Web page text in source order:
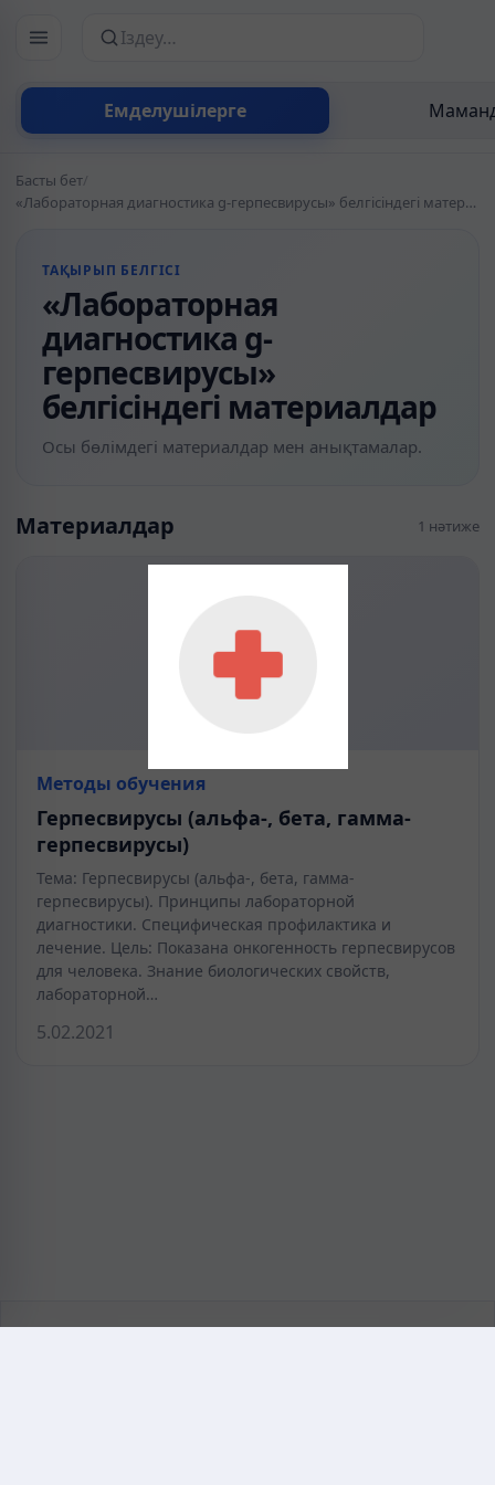
Емделушілерге
Сайттан іздеу
Басты бет/
«Лабораторная диагностика g-герпесвирусы» белгісіндегі материалдар
ТАҚЫРЫП БЕЛГІСІ
«Лабораторная
диагностика g-
герпесвирусы»
белгісіндегі материалдар
Осы бөлімдегі материалдар мен анықтамалар.
Материалдар 1 нәтиже
Методы обучения
Герпесвирусы (альфа-, бета, гамма-
герпесвирусы)
Тема: Герпесвирусы (альфа-, бета, гамма-
герпесвирусы). Принципы лабораторной
диагностики. Специфическая профилактика и
лечение. Цель: Показана онкогенность герпесвирусов
для человека. Знание биологических свойств,
лабораторной…
5.02.2021
KAZMEDIC.ORG